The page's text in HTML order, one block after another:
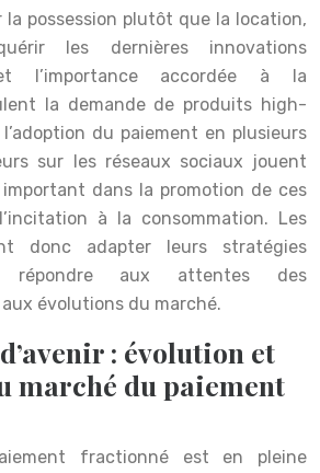
la possession plutôt que la location,
les dernières innovations
l’importance accordée à la
la demande de produits high-
du paiement en plusieurs
sur les réseaux sociaux jouent
dans la promotion de ces
à la consommation. Les
donc adapter leurs stratégies
répondre aux attentes des
évolutions du marché.
: évolution et
marché du paiement
fractionné est en pleine